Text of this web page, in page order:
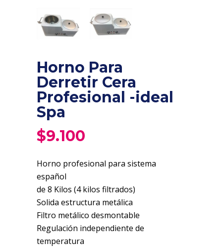
Horno Para
Derretir Cera
Profesional -ideal
Spa
$9.100
Horno profesional para sistema
español
de 8 Kilos (4 kilos filtrados)
Solida estructura metálica
Filtro metálico desmontable
Regulación independiente de
temperatura